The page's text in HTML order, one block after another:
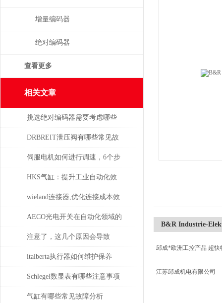
增量编码器
绝对编码器
查看更多
相关文章
挑选绝对编码器需要考虑哪些
问题
DRBREIT泄压阀有哪些常见故
障
伺服电机如何进行调速，6个步
骤轻松解决！
HKS气缸：提升工业自动化效
率的关键组件
wieland连接器,优化连接成本效
益
AECO光电开关在自动化领域的
与应用
注意了，这几个原因会导致
TELWIN电焊机出现漏电现象
italberta执行器如何维护保养
Schlegel数显表有哪些注意事项
气缸有哪些常见故障分析
B&R Industrie-
邱成*欧洲工控产品 超
江苏邱成机电有限公司